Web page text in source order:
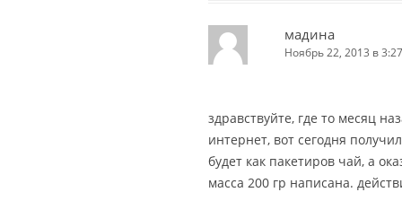
мадина
Ноябрь 22, 2013 в
здравствуйте, где то месяц
интернет, вот сегодня
будет как пакетиров чай, а
масса 200 гр написана.